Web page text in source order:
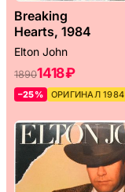
Breaking
Hearts, 1984
Elton John
18901418 ₽
–25% ОРИГИНАЛ 1984